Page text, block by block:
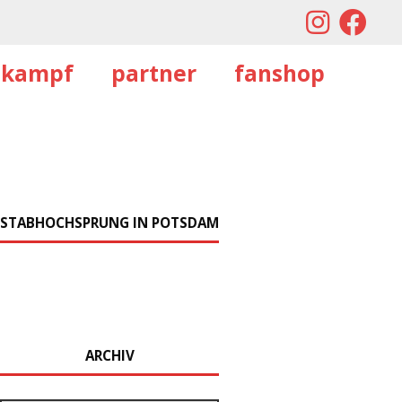
partner fanshop
STABHOCHSPRUNG IN POTSDAM
ARCHIV